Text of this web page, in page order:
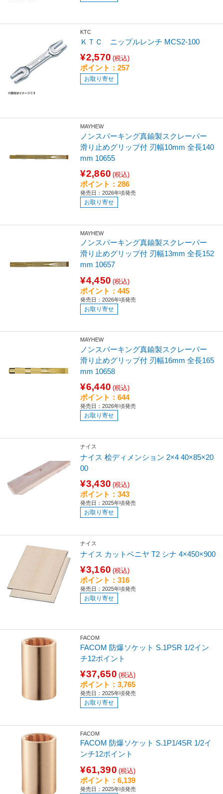
KTC
ＫＴＣ ニップルレンチ MCS2-100
¥2,570 (税込)
ポイント：257
お取り寄せ
MAYHEW
ノンスパーキング真鍮製スクレーパー
滑り止めグリップ付 刃幅10mm 全長140
mm 10655
¥2,860 (税込)
ポイント：286
発売日：2026年頃発売
お取り寄せ
MAYHEW
ノンスパーキング真鍮製スクレーパー
滑り止めグリップ付 刃幅13mm 全長152
mm 10657
¥4,450 (税込)
ポイント：445
発売日：2026年頃発売
お取り寄せ
MAYHEW
ノンスパーキング真鍮製スクレーパー
滑り止めグリップ付 刃幅16mm 全長165
mm 10658
¥6,440 (税込)
ポイント：644
発売日：2026年頃発売
お取り寄せ
ナイス
ナイス 桧ディメンション 2×4 40×85×20
00
¥3,430 (税込)
ポイント：343
発売日：2025年頃発売
お取り寄せ
ナイス
ナイス カットベニヤ T2 シナ 4×450×900
¥3,160 (税込)
ポイント：316
発売日：2025年頃発売
お取り寄せ
FACOM
FACOM 防爆ソケット S.1PSR 1/2イン
チ12ポイント
¥37,650 (税込)
ポイント：3,765
発売日：2025年頃発売
お取り寄せ
FACOM
FACOM 防爆ソケット S.1P1/4SR 1/2イ
ンチ12ポイント
¥61,390 (税込)
ポイント：6,139
発売日：2025年頃発売